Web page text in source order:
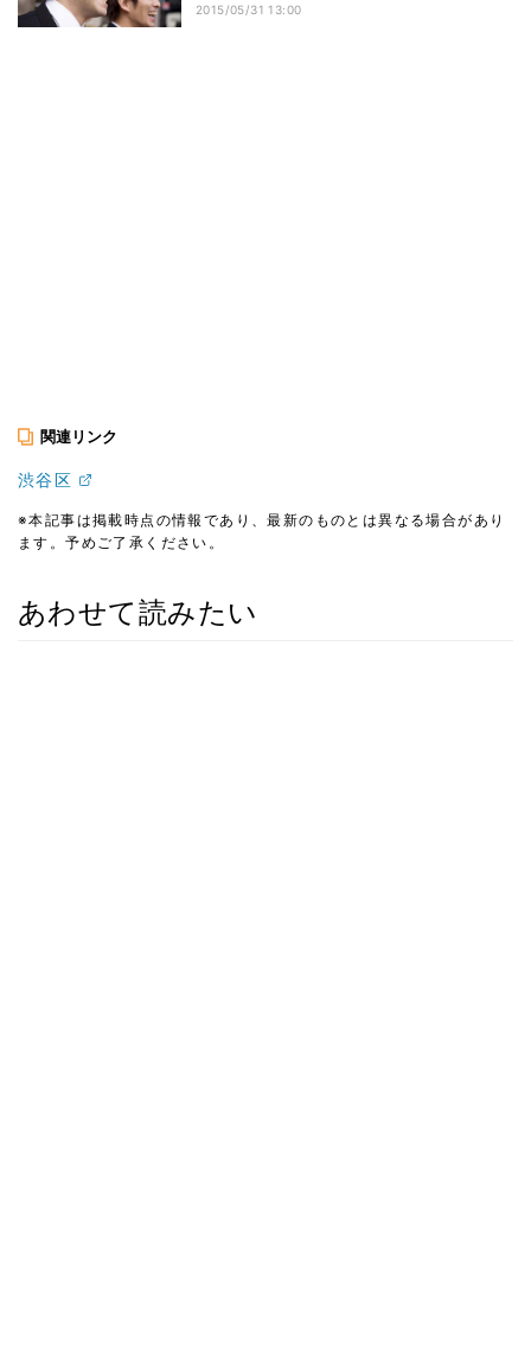
2015/05/31 13:00
関連リンク
渋谷区
※本記事は掲載時点の情報であり、最新のものとは異なる場合があり
ます。予めご了承ください。
あわせて読みたい